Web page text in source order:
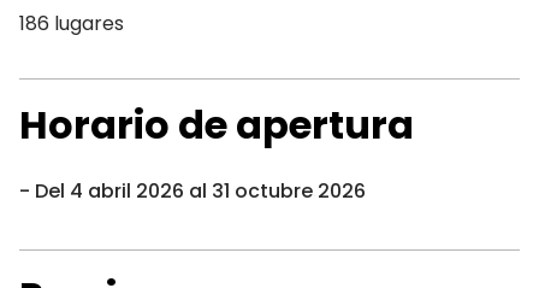
186 lugares
Horario de apertura
Del 4 abril 2026 al 31 octubre 2026